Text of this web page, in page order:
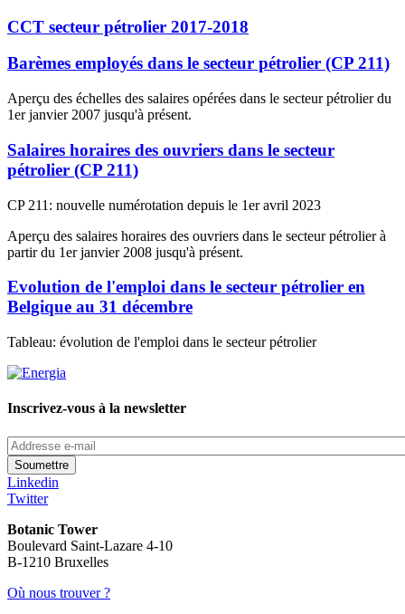
CCT secteur pétrolier 2017-2018
Barèmes employés dans le secteur pétrolier (CP 211)
Aperçu des échelles des salaires opérées dans le secteur pétrolier du
1er janvier 2007 jusqu'à présent.
Salaires horaires des ouvriers dans le secteur
pétrolier (CP 211)
CP 211: nouvelle numérotation depuis le 1er avril 2023
Aperçu des salaires horaires des ouvriers dans le secteur pétrolier à
partir du 1er janvier 2008 jusqu'à présent.
Evolution de l'emploi dans le secteur pétrolier en
Belgique au 31 décembre
Tableau: évolution de l'emploi dans le secteur pétrolier
Inscrivez-vous à la newsletter
Addresse
e-
mail
Linkedin
Twitter
Botanic Tower
Boulevard Saint-Lazare 4-10
B-1210 Bruxelles
Où nous trouver ?